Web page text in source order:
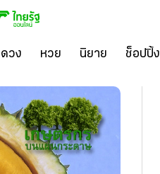
ดวง หวย นิยาย ช็อปปิ้ง